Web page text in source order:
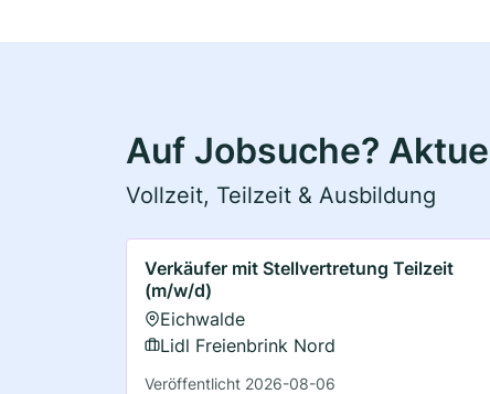
Auf Jobsuche?
Vollzeit, Teilzeit & Ausbildung
Verkäufer mit Stellvertretung Teilzeit
(m/w/d)
Eichwalde
Lidl Freienbrink Nord
Veröffentlicht 2026-08-06